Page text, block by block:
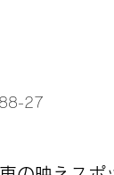
27